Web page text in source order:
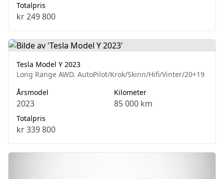
Totalpris
kr 249 800
Tesla Model Y 2023
Long Range AWD. AutoPilot/Krok/Skinn/Hifi/Vinter/20+19
Årsmodel
2023
Kilometer
85 000 km
Totalpris
kr 339 800